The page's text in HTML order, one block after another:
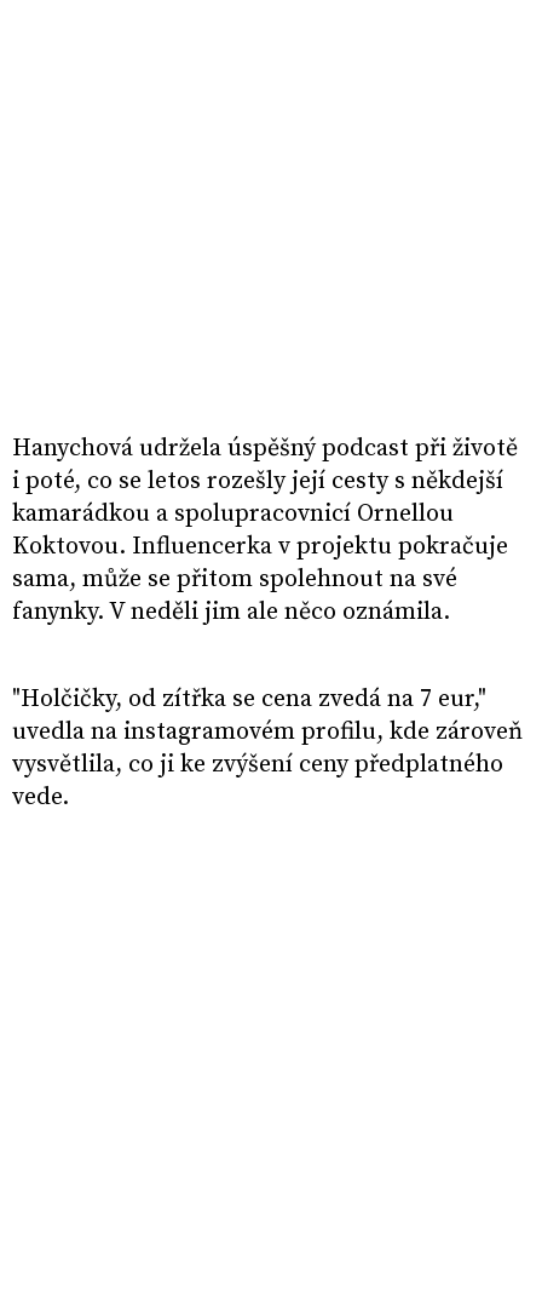
Hanychová udržela úspěšný podcast při životě
i poté, co se letos rozešly její cesty s někdejší
kamarádkou a spolupracovnicí Ornellou
Koktovou. Influencerka v projektu pokračuje
sama, může se přitom spolehnout na své
fanynky. V neděli jim ale něco oznámila.
"Holčičky, od zítřka se cena zvedá na 7 eur,"
uvedla na instagramovém profilu, kde zároveň
vysvětlila, co ji ke zvýšení ceny předplatného
vede.